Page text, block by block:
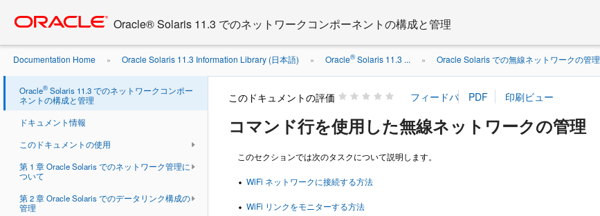
content
Oracle® Solaris 11.3 でのネットワークコンポーネントの構成と管理
Documentation Home » Oracle Solaris 11.3 Information Library (日本語) » Oracle®Solaris 11.3 ... » Oracle Solaris での無線ネットワークの管理
トワークの管理
Oracle® Solaris 11.3 でのネットワークコンポー
ネントの構成と管理
ドキュメント情報
このドキュメントの使用
第 1 章 Oracle Solaris でのネットワーク管理に
ついて
第 2 章 Oracle Solaris でのデータリンク構成の
管理
このドキュメントの評価
コマンド行を使用した無線ネットワークの管理
このセクションでは次のタスクについて説明します。
WiFi ネットワークに接続する方法
WiFi リンクをモニターする方法